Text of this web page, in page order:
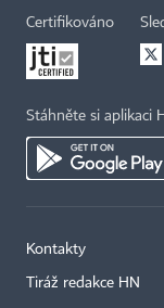
Certifikováno
Stáhněte si aplikaci
Kontakty
Tiráž redakce HN